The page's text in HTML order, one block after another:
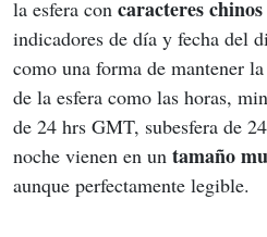
la esfera con caracteres chinos
indicadores de día y fecha del
como una forma de mantener
de la esfera como las horas,
de 24 hrs GMT, subesfera de
noche vienen en un tamaño
aunque perfectamente legible.